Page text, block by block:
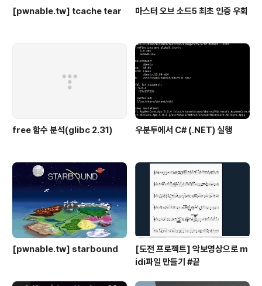
[pwnable.tw] tcache tear 마스터 오브 소드5 최초 인증 우회
free 함수 분석(glibc 2.31) 우분투에서 C# (.NET) 실행
[pwnable.tw] starbound
[도전 프로젝트] 악보영상으로 m
idi파일 만들기 #끝